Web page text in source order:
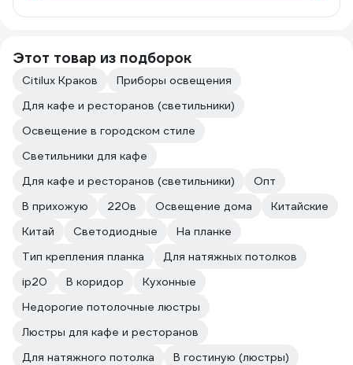
Этот товар из подборок
Citilux Краков
Приборы освещения
Для кафе и ресторанов (светильники)
Освещение в городском стиле
Светильники для кафе
Для кафе и ресторанов (светильники)
Опт
В прихожую
220в Освещение дома
Китайские
Китай
Светодиодные
На планке
Тип крепления планка
Для натяжных потолков
ip20
В коридор
Кухонные
Недорогие потолочные люстры
Люстры для кафе и ресторанов
Для натяжного потолка
В гостиную (люстры)